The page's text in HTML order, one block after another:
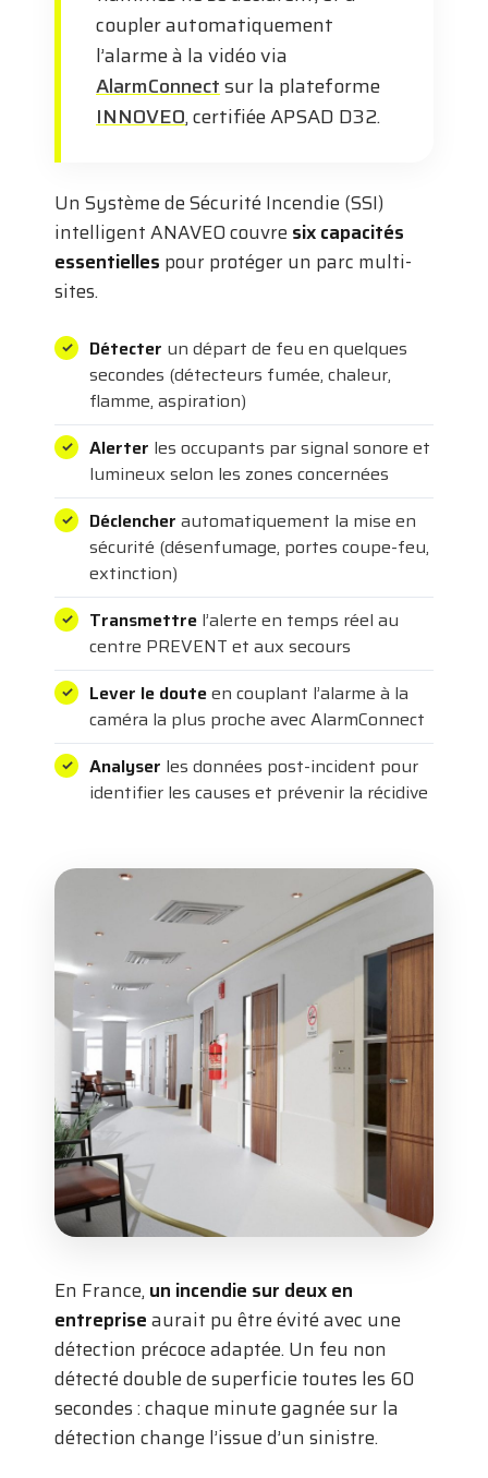
coupler automatiquement
l’alarme à la vidéo via
AlarmConnectsur la plateforme
INNOVEO, certifiée APSAD D32.
Un Système de Sécurité Incendie (SSI)
intelligent ANAVEO couvre six capacités
essentielles pour protéger un parc multi-
sites.
Détecter un départ de feu en quelques
secondes (détecteurs fumée, chaleur,
flamme, aspiration)
Alerter les occupants par signal sonore et
lumineux selon les zones concernées
Déclencher automatiquement la mise en
sécurité (désenfumage, portes coupe-feu,
extinction)
Transmettre l’alerte en temps réel au
centre PREVENT et aux secours
Lever le douteen couplant l’alarme à la
caméra la plus proche avec AlarmConnect
Analyser les données post-incident pour
identifier les causes et prévenir la récidive
En France, un incendie sur deux en
entrepriseaurait pu être évité avec une
détection précoce adaptée. Un feu non
détecté double de superficie toutes les 60
secondes : chaque minute gagnée sur la
détection change l’issue d’un sinistre.